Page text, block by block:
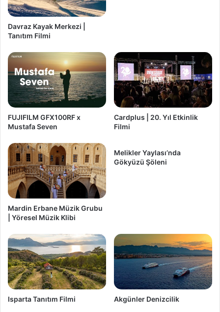
Davraz Kayak Merkezi |
Tanıtım Filmi
FUJIFILM GFX100RF x
Mustafa Seven
Cardplus | 20. Yıl Etkinlik
Filmi
Mardin Erbane Müzik Grubu
| Yöresel Müzik Klibi
Melikler Yaylası’nda
Gökyüzü Şöleni
Isparta Tanıtım Filmi Akgünler Denizcilik